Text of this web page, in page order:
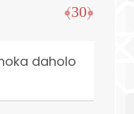
﴿30﴾
daholo